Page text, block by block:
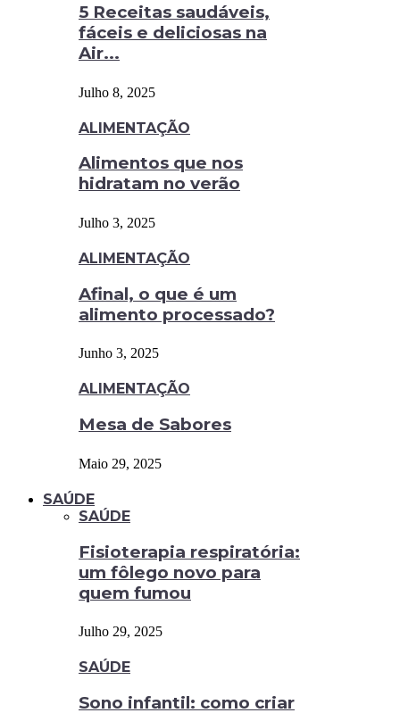
5 Receitas saudáveis,
fáceis e deliciosas na
Air...
Julho 8, 2025
ALIMENTAÇÃO
Alimentos que nos
hidratam no verão
Julho 3, 2025
ALIMENTAÇÃO
Afinal, o que é um
alimento processado?
Junho 3, 2025
ALIMENTAÇÃO
Mesa de Sabores
Maio 29, 2025
SAÚDE
SAÚDE
Fisioterapia respiratória:
um fôlego novo para
quem fumou
Julho 29, 2025
SAÚDE
Sono infantil: como criar